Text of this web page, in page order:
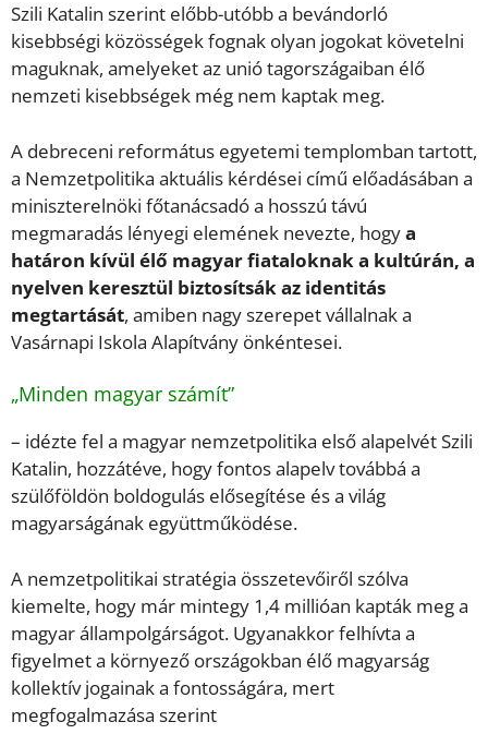
Szili Katalin szerint előbb-utóbb a bevándorló
kisebbségi közösségek fognak olyan jogokat követelni
maguknak, amelyeket az unió tagországaiban élő
nemzeti kisebbségek még nem kaptak meg.
A debreceni református egyetemi templomban tartott,
a Nemzetpolitika aktuális kérdései című előadásában a
miniszterelnöki főtanácsadó a hosszú távú
megmaradás lényegi elemének nevezte, hogya
határon kívül élő magyar fiataloknak a kultúrán, a
nyelven keresztül biztosítsák az identitás
megtartását, amiben nagy szerepet vállalnak a
Vasárnapi Iskola Alapítvány önkéntesei.
„Minden magyar számít”
– idézte fel a magyar nemzetpolitika első alapelvét Szili
Katalin, hozzátéve, hogy fontos alapelv továbbá a
szülőföldön boldogulás elősegítése és a világ
magyarságának együttműködése.
A nemzetpolitikai stratégia összetevőiről szólva
kiemelte, hogy már mintegy 1,4 millióan kapták meg a
magyar állampolgárságot. Ugyanakkor felhívta a
figyelmet a környező országokban élő magyarság
kollektív jogainak a fontosságára, mert
megfogalmazása szerint